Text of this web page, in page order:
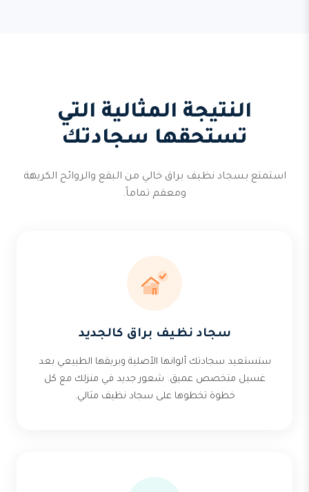
النتيجة المثالية التي
تستحقها سجادتك
استمتع بسجاد نظيف براق خالي من البقع والروائح الكريهة
ومعقم تماماً.
سجاد نظيف براق كالجديد
ستستعيد سجادتك ألوانها الأصلية وبريقها الطبيعي بعد
غسيل متخصص عميق. شعور جديد في منزلك مع كل
خطوة تخطوها على سجاد نظيف مثالي.